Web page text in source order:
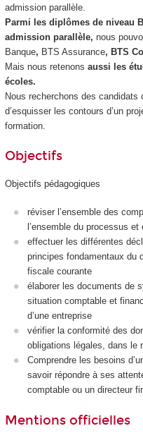
admission parallèle.
Parmi les diplômes de niveau
admission parallèle, nous
Banque, BTS Assurance, BTS
Mais nous retenons aussi les
écoles.
Nous recherchons des
d’esquisser les contours d’un
formation.
Objectifs
Objectifs pédagogiques
réviser l’ensemble des
l’ensemble du processus
effectuer les différentes
principes fondamentaux du
fiscale courante
élaborer les documents de
situation comptable et
d’une entreprise
vérifier la conformité des
obligations légales, dans le
Comprendre les besoins
savoir répondre à ses
comptable ou un directeur
Mentions officielles